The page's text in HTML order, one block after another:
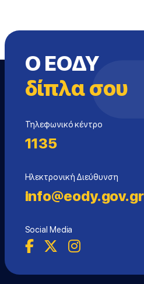
Ο ΕΟΔΥ
δίπλα σου
Τηλεφωνικό κέντρο
1135
Ηλεκτρονική Διεύθυνση
info@eody.gov.gr
Social Media